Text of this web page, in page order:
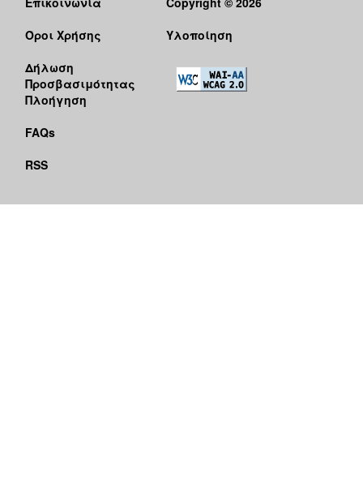
Όροι Χρήσης
Δήλωση
Προσβασιμότητας
Πλοήγηση
FAQs
RSS
Υλοποίηση